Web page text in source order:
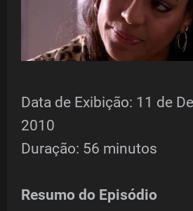
Data de Exibição: 11 de
2010
Duração: 56 minutos
Resumo do Episódio